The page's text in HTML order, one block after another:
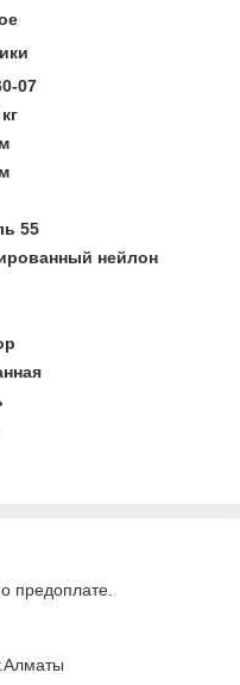
07
55
нейлон
предоплате.